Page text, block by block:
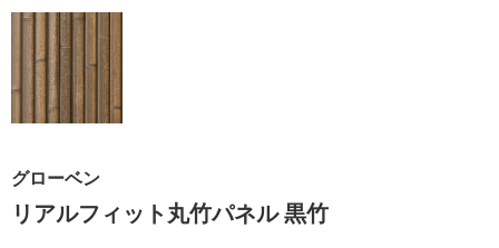
グローベン
リアルフィット丸竹パネル 黒竹